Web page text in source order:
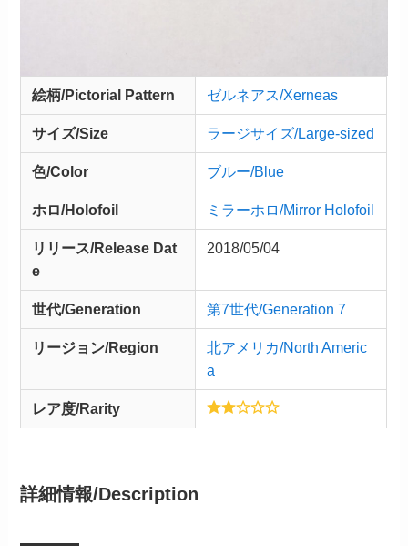
絵柄/Pictorial Pattern ゼルネアス/Xerneas
サイズ/Size ラージサイズ/Large-sized
色/Color ブルー/Blue
ホロ/Holofoil ミラーホロ/Mirror Holofoil
リリース/Release Dat
e
2018/05/04
世代/Generation 第7世代/Generation 7
リージョン/Region
北アメリカ/North Americ
a
レア度/Rarity
詳細情報/Description